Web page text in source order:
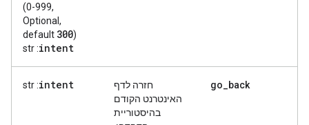
(0-999,
Optional,
default 300)
intent
: str
go_back
חזרה לדף
האינטרנט הקודם
בהיסטוריית
intent
: str